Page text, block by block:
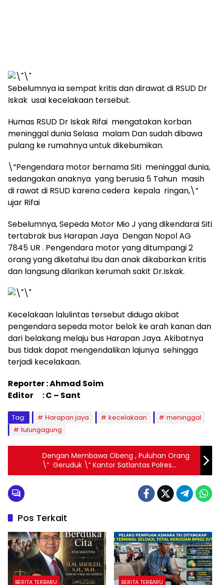
Sebelumnya ia sempat kritis dan dirawat di RSUD Dr
Iskak usai kecelakaan tersebut.
Humas RSUD Dr Iskak Rifai mengatakan korban
meninggal dunia Selasa malam Dan sudah dibawa
pulang ke rumahnya untuk dikebumikan.
\”Pengendara motor bernama Siti meninggal dunia,
sedangakan anaknya yang berusia 5 Tahun masih
di rawat di RSUD karena cedera kepala ringan,\”
ujar Rifai
Sebelumnya, Sepeda Motor Mio J yang dikendarai Siti
tertabrak bus Harapan Jaya Dengan Nopol AG
7845 UR . Pengendara motor yang ditumpangi 2
orang yang diketahui Ibu dan anak dikabarkan kritis
dan langsung dilarikan kerumah sakit Dr.Iskak.
Kecelakaan lalulintas tersebut diduga akibat
pengendara sepeda motor belok ke arah kanan dan
dari belakang melaju bus Harapan Jaya. Akibatnya
bus tidak dapat mengendalikan lajunya sehingga
terjadi kecelakaan.
Reporter : Ahmad Soim
Editor : C – Sant
Tag: Harapan jaya kecelakaan
meninggal
tulungagung
Dengan Membawa Obeng , Puluhan Orang
\” Geruduk \” Kantor Satlantas Polres
Tulungagung
Pos Terkait
BERITA TERBARU BERITA TERBARU